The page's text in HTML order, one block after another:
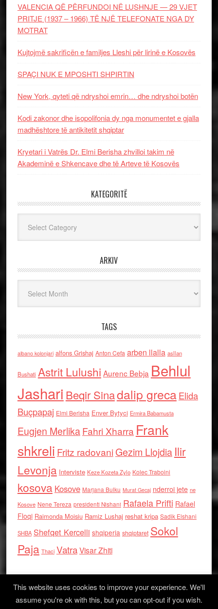
VALENCIA QË PËRFUNDOI NË LUSHNJE — 29 VJET
PRITJE (1937 – 1966) TË NJË TELEFONATE NGA DY
MOTRAT
Kujtojmë sakrificën e familjes Lleshi për lirinë e Kosovës
SPAÇI NUK E MPOSHTI SHPIRTIN
New York, qyteti që ndryshoi emrin… dhe ndryshoi botën
Kodi zakonor dhe isopolifonia dy nga monumentet e gjalla
madhështore të antikitetit shqiptar
Kryetari i Vatrës Dr. Elmi Berisha zhvilloi takim në
Akademinë e Shkencave dhe të Arteve të Kosovës
KATEGORITË
ARKIV
TAGS
albano kolonjari alfons Grishaj Anton Cefa arben llalla asllan
Bushati Astrit Lulushi Aurenc Bebja Behlul
Jashari Beqir Sinadalip grecaElida
Buçpapaj Elmi Berisha Enver Bytyci Ermira Babamusta
Eugjen MerlikaFahri Xharra Frank
shkreli Fritz radovaniGezim Llojdia Ilir
Levonja Interviste Keze Kozeta Zylo Kolec Traboini
kosova Kosove Marjana Bulku Murat Gecaj nderroi jete ne
Kosove Nene Tereza presidenti Nishani Rafaela Prifti Rafael
Floqi Raimonda Moisiu Ramiz Lushaj reshat kripa Sadik Elshani
SHBA Shefqet Kercelli shqiperia shqiptaret Sokol
Paja Thaci VatraVisar Zhiti
This website uses cookies to improve your experience. We'll
assume you're ok with this, but you can opt-out if you wish.